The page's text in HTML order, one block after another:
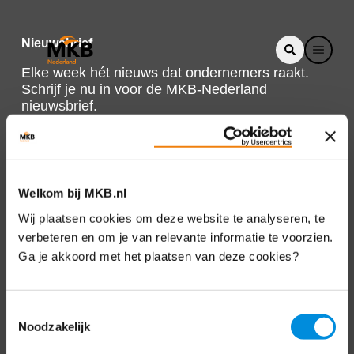
Welkom bij MKB.nl
Wij plaatsen cookies om deze website te analyseren, te
verbeteren en om je van relevante informatie te voorzien.
Ga je akkoord met het plaatsen van deze cookies?
Noodzakelijk
Nieuwsbrief
Elke week hét nieuws dat ondernemers raakt.
Schrijf je nu in voor de MKB-Nederland
nieuwsbrief.
Direct naar
Over ons
Bezuidenhoutseweg 12